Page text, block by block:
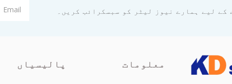
لیے ہمارے نیوز لیٹر کو سبسکرائب کریں۔
معلومات پالیسیاں